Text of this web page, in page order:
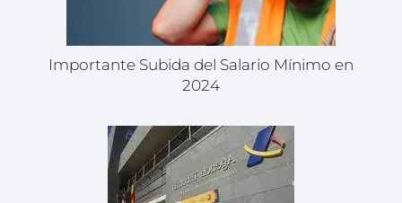
Importante Subida del Salario Mínimo en
2024